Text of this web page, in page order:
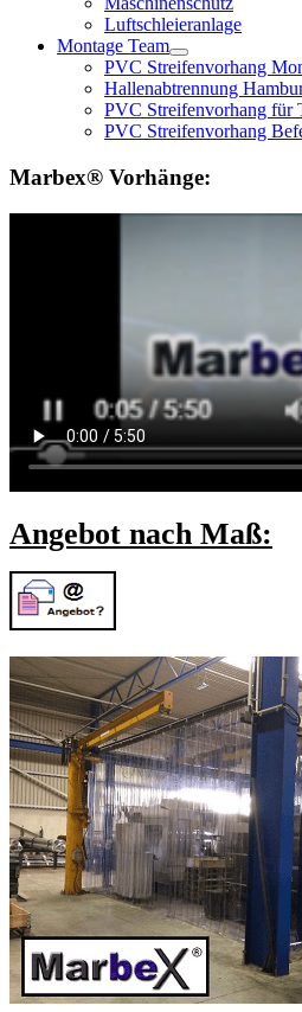
Luftschleieranlage
Montage Team
PVC Streifenvorhang
Hallenabtrennung
PVC Streifenvorhang für
PVC Streifenvorhang
Marbex® Vorhänge:
Angebot nach Maß: